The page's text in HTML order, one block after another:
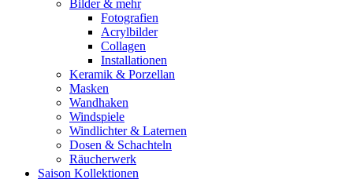
Bilder & mehr
Fotografien
Acrylbilder
Collagen
Installationen
Keramik & Porzellan
Masken
Wandhaken
Windspiele
Windlichter & Laternen
Dosen & Schachteln
Räucherwerk
Saison Kollektionen